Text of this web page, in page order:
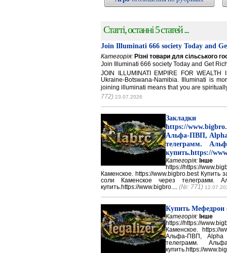
Статті, останні 5 статей ...
Join Illuminati 666 society Today and
Категорія: Різні товари для сільського
Join Illuminati 666 society Today and Get
JOIN ILLUMINATI EMPIRE FOR WEALTH
Ukraine-Botswana-Namibia. Illuminati is
joining illuminati means that you are
772) 23.07.2026
Закладки
https://
Альфа-ПВП, Alpha
телеграмм.
купить.https://
Категорія: Інше
https://https://
Каменское. https://www.bigbro.best Купить
соли Каменское через телеграмм.
купить.https://www.bigbro.... (№: 771)
Купить
Категорія: Інше
https://https://
Каменское. https://
Альфа-ПВП, Alpha
телеграмм.
купить.https://